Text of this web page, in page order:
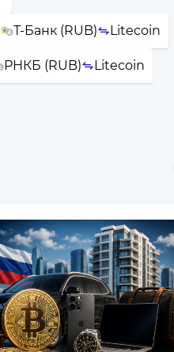
Т-Банк (RUB) Litecoin
РНКБ (RUB) Litecoin